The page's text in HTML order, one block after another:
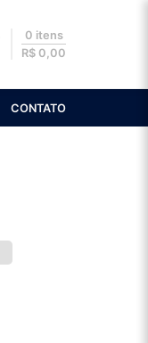
0 itens
R$ 0,00
CONTATO